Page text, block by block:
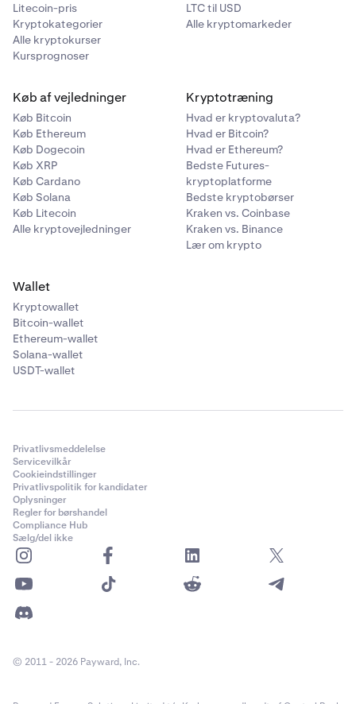
Litecoin-pris
Kryptokategorier
Alle kryptokurser
Kursprognoser
LTC til USD
Alle kryptomarkeder
Køb af vejledninger
Køb Bitcoin
Køb Ethereum
Køb Dogecoin
Køb XRP
Køb Cardano
Køb Solana
Køb Litecoin
Alle kryptovejledninger
Kryptotræning
Hvad er kryptovaluta?
Hvad er Bitcoin?
Hvad er Ethereum?
Bedste Futures-
kryptoplatforme
Bedste kryptobørser
Kraken vs. Coinbase
Kraken vs. Binance
Lær om krypto
Wallet
Kryptowallet
Bitcoin-wallet
Ethereum-wallet
Solana-wallet
USDT-wallet
Privatlivsmeddelelse
Servicevilkår
Cookieindstillinger
Privatlivspolitik for kandidater
Oplysninger
Regler for børshandel
Compliance Hub
Sælg/del ikke
© 2011 - 2026 Payward, Inc.